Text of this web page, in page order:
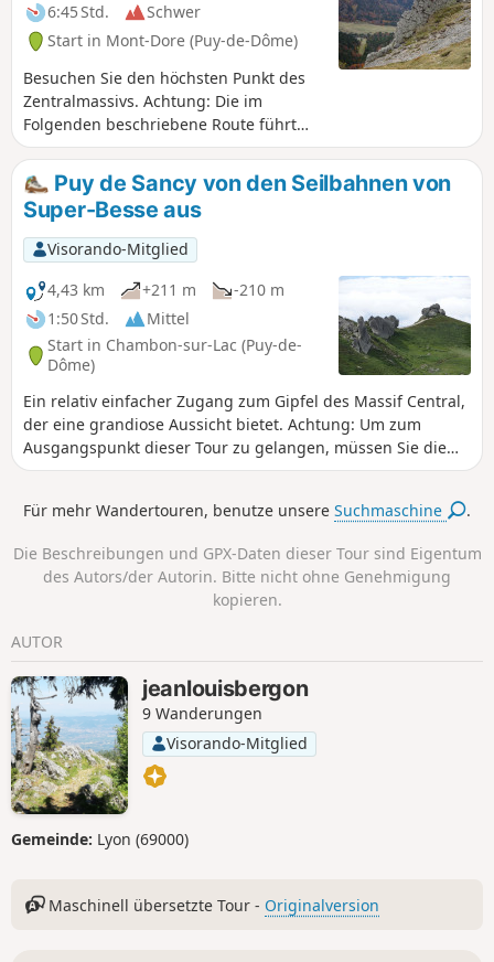
6:45 Std.
Schwer
Start in Mont-Dore (Puy-de-Dôme)
Besuchen Sie den höchsten Punkt des
Zentralmassivs. Achtung: Die im
Folgenden beschriebene Route führt
durch die Naturschutzgebiete
Chastreix-Sancy und/oder Vallée de
Chaudefour. Hunde sind nicht erlaubt,
auch nicht an der Leine, außer auf den
markierten Wanderwegen GR® 30.
Mountainbiking, Pflanzen und Beeren
pflücken und Zelten sind verboten. Bitte
bleiben Sie auf den markierten Wegen.
Vielen Dank für Ihr Verständnis.
Puy de Sancy von den Seilbahnen von
Super-Besse aus
Visorando-Mitglied
4,43 km
+211 m
-210 m
1:50 Std.
Mittel
Start in Chambon-sur-Lac (Puy-de-
Dôme)
Ein relativ einfacher Zugang zum Gipfel des Massif Central,
der eine grandiose Aussicht bietet. Achtung: Um zum
Ausgangspunkt dieser Tour zu gelangen, müssen Sie die
kostenpflichtigen Seilbahnen von Super-Besse nehmen.
Für mehr Wandertouren, benutze unsereSuchmaschine .
Die Beschreibungen und GPX-Daten dieser Tour sind Eigentum
des Autors/der Autorin. Bitte nicht ohne Genehmigung
kopieren.
AUTOR
jeanlouisbergon
9 Wanderungen
Visorando-Mitglied
Gemeinde: Lyon (69000)
Maschinell übersetzte Tour - Originalversion